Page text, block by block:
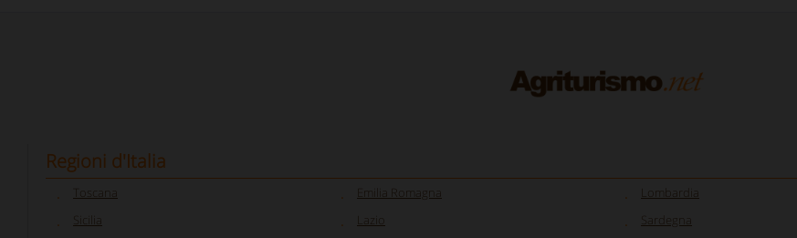
Regioni d'Italia
Toscana
Sicilia
Emilia Romagna
Lazio
Lombardia
Sardegna